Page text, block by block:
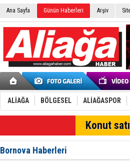
Ana Sayfa Günün Haberleri Arşiv
ALİAĞA BÖLGESEL ALİAĞASPOR
Konut
Bornova Haberleri